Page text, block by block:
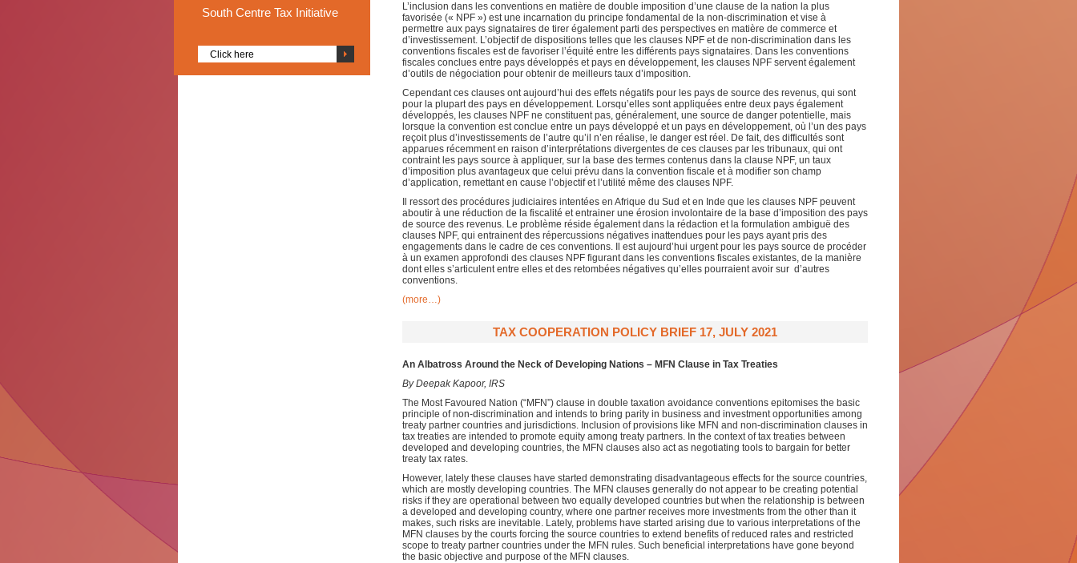
South Centre Tax Initiative
Click here
L’inclusion dans les conventions en matière de double imposition d’une clause de la nation la plus
favorisée (« NPF ») est une incarnation du principe fondamental de la non-discrimination et vise à
permettre aux pays signataires de tirer également parti des perspectives en matière de commerce et
d’investissement. L’objectif de dispositions telles que les clauses NPF et de non-discrimination dans les
conventions fiscales est de favoriser l’équité entre les différents pays signataires. Dans les conventions
fiscales conclues entre pays développés et pays en développement, les clauses NPF servent également
d’outils de négociation pour obtenir de meilleurs taux d’imposition.
Cependant ces clauses ont aujourd’hui des effets négatifs pour les pays de source des revenus, qui sont
pour la plupart des pays en développement. Lorsqu’elles sont appliquées entre deux pays également
développés, les clauses NPF ne constituent pas, généralement, une source de danger potentielle, mais
lorsque la convention est conclue entre un pays développé et un pays en développement, où l’un des pays
reçoit plus d’investissements de l’autre qu’il n’en réalise, le danger est réel. De fait, des difficultés sont
apparues récemment en raison d’interprétations divergentes de ces clauses par les tribunaux, qui ont
contraint les pays source à appliquer, sur la base des termes contenus dans la clause NPF, un taux
d’imposition plus avantageux que celui prévu dans la convention fiscale et à modifier son champ
d’application, remettant en cause l’objectif et l’utilité même des clauses NPF.
Il ressort des procédures judiciaires intentées en Afrique du Sud et en Inde que les clauses NPF peuvent
aboutir à une réduction de la fiscalité et entrainer une érosion involontaire de la base d’imposition des pays
de source des revenus. Le problème réside également dans la rédaction et la formulation ambiguë des
clauses NPF, qui entrainent des répercussions négatives inattendues pour les pays ayant pris des
engagements dans le cadre de ces conventions. Il est aujourd’hui urgent pour les pays source de procéder
à un examen approfondi des clauses NPF figurant dans les conventions fiscales existantes, de la manière
dont elles s’articulent entre elles et des retombées négatives qu’elles pourraient avoir sur d’autres
conventions.
(more…)
TAX COOPERATION POLICY BRIEF 17, JULY 2021
An Albatross Around the Neck of Developing Nations – MFN Clause in Tax Treaties
By Deepak Kapoor, IRS
The Most Favoured Nation (“MFN”) clause in double taxation avoidance conventions epitomises the basic
principle of non-discrimination and intends to bring parity in business and investment opportunities among
treaty partner countries and jurisdictions. Inclusion of provisions like MFN and non-discrimination clauses in
tax treaties are intended to promote equity among treaty partners. In the context of tax treaties between
developed and developing countries, the MFN clauses also act as negotiating tools to bargain for better
treaty tax rates.
However, lately these clauses have started demonstrating disadvantageous effects for the source countries,
which are mostly developing countries. The MFN clauses generally do not appear to be creating potential
risks if they are operational between two equally developed countries but when the relationship is between
a developed and developing country, where one partner receives more investments from the other than it
makes, such risks are inevitable. Lately, problems have started arising due to various interpretations of the
MFN clauses by the courts forcing the source countries to extend benefits of reduced rates and restricted
scope to treaty partner countries under the MFN rules. Such beneficial interpretations have gone beyond
the basic objective and purpose of the MFN clauses.